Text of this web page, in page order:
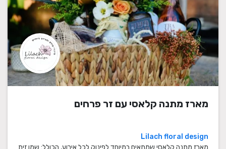
מארז מתנה קלאסי עם זר פרחים
Lilach floral design
מארז מתנה קלאסי שמתאים במיוחד לפינוק לכל אירוע, הכולל: שמן זית